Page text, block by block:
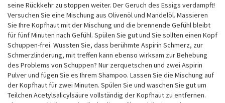
seine Rückkehr zu stoppen weiter. Der Geruch des Essigs verdampft!
Versuchen Sie eine Mischung aus Olivenöl und Mandelöl. Massieren
Sie Ihre Kopfhaut mit der Mischung und die brennende Gefühl bleibt
für fünf Minuten nach Gefühl. Spülen Sie gut und Sie sollten einen Kopf
Schuppen-frei. Wussten Sie, dass berühmte Aspirin Schmerz, zur
Schmerzlinderung, mit treffen kann ebenso wirksam zur Behebung
des Problems von Schuppen? Nur zerquetschen und zwei Aspirin
Pulver und fügen Sie es Ihrem Shampoo. Lassen Sie die Mischung auf
der Kopfhaut für zwei Minuten. Spülen Sie und waschen Sie gut um
Teilchen Acetylsalicylsäure vollständig der Kopfhaut zu entfernen.